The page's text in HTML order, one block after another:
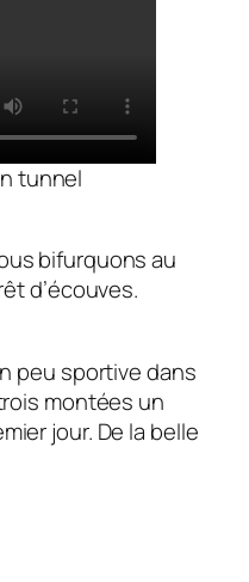
tunnel
bifurquons au
d’écouves.
peu sportive dans
montées un
jour. De la belle